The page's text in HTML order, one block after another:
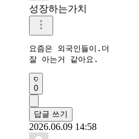
성장하는가치
요즘은 외국인들이.더
잘 아는거 같아요.
0
답글 쓰기
2026.06.09 14:58